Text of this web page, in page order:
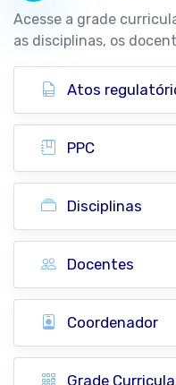
Acesse a grade
as disciplinas, os
Atos
PPC
Disciplinas
Docentes
Coordenador
Grade